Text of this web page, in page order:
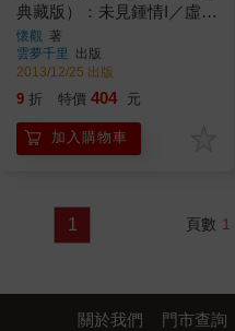
典藏版）：未見鍾情I／虛擬
＋未見鍾情II／實境
懷觀 著
雲夢千里
出版
2013/12/25 出版
9 折 特價 404 元
加入購物車
1 頁數 1
關於我們 門市查詢